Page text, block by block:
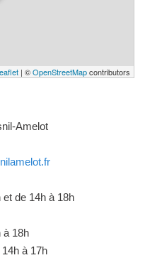
| ©OpenStreetMapcontributors
Amelot
et de 14h à 18h
à 18h
à 17h